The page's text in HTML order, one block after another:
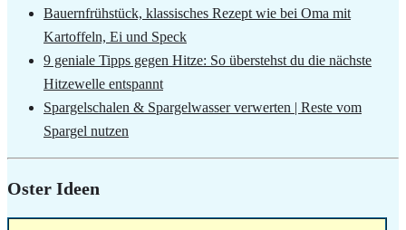
Bauernfrühstück, klassisches Rezept wie bei Oma mit
Kartoffeln, Ei und Speck
9 geniale Tipps gegen Hitze: So überstehst du die nächste
Hitzewelle entspannt
Spargelschalen & Spargelwasser verwerten | Reste vom
Spargel nutzen
Oster Ideen